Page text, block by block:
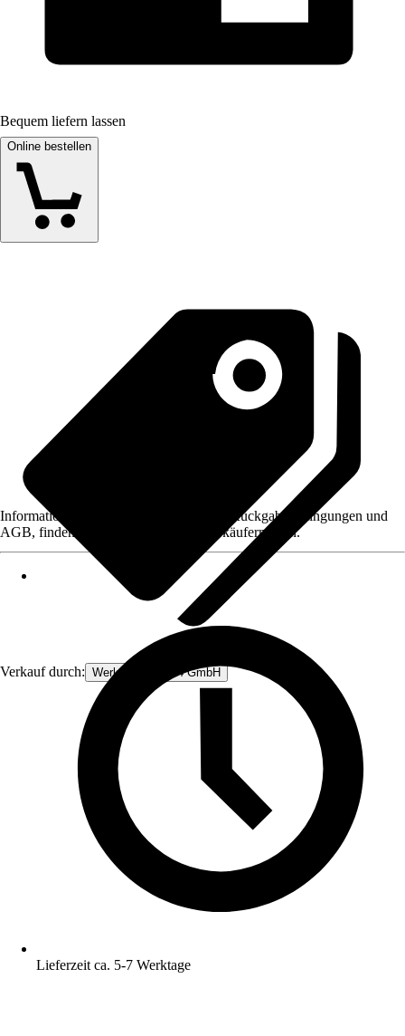
Bequem liefern lassen
Online bestellen
Verkauf durch: Werkzeugstore24 GmbH
Informationen des Verkäufers, wie z. B. Rückgabebedingungen und
AGB, finden Sie bei Klick auf den Verkäufernamen.
Lieferzeit ca. 5-7 Werktage